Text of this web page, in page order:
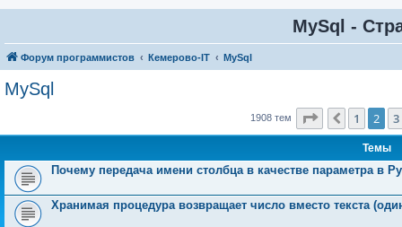
MySql -
Форум программистов Кемерово-IT MySql
MySql
1908 тем Страница
Пред.
1 2 3
Темы
Почему передача имени столбца в качестве параметра в
Хранимая процедура возвращает число вместо текста